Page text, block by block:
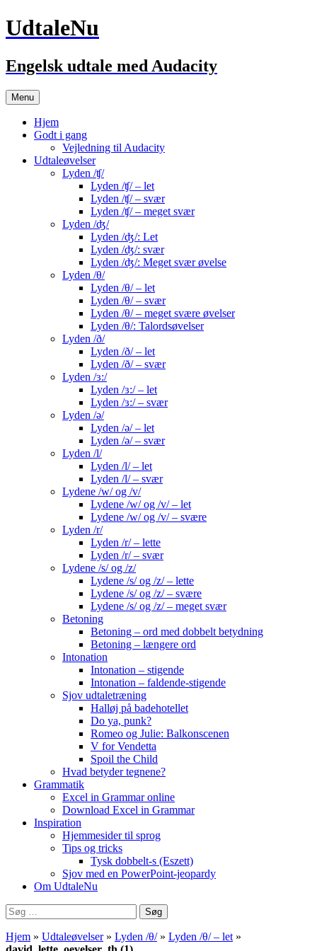
UdtaleNu
Engelsk udtale med Audacity
Menu Hop
til
indhold
Hjem
Godt i gang
Vejledning til Audacity
Udtaleøvelser
Lyden /ʧ/
Lyden /ʧ/ – let
Lyden /ʧ/ – svær
Lyden /ʧ/ – meget svær
Lyden /ʤ/
Lyden /ʤ/: Let
Lyden /ʤ/: svær
Lyden /ʤ/: Meget svær øvelse
Lyden /θ/
Lyden /θ/ – let
Lyden /θ/ – svær
Lyden /θ/ – meget svære øvelser
Lyden /θ/: Talordsøvelser
Lyden /ð/
Lyden /ð/ – let
Lyden /ð/ – svær
Lyden /ɜ:/
Lyden /ɜ:/ – let
Lyden /ɜ:/ – svær
Lyden /ə/
Lyden /ə/ – let
Lyden /ə/ – svær
Lyden /l/
Lyden /l/ – let
Lyden /l/ – svær
Lydene /w/ og /v/
Lydene /w/ og /v/ – let
Lydene /w/ og /v/ – svære
Lyden /r/
Lyden /r/ – lette
Lyden /r/ – svær
Lydene /s/ og /z/
Lydene /s/ og /z/ – lette
Lydene /s/ og /z/ – svære
Lydene /s/ og /z/ – meget svær
Betoning
Betoning – ord med dobbelt betydning
Betoning – længere ord
Intonation
Intonation – stigende
Intonation – faldende-stigende
Sjov udtaletræning
Halløj på badehotellet
Do ya, punk?
Romeo og Julie: Balkonscenen
V for Vendetta
Spoil the Child
Hvad betyder tegnene?
Grammatik
Excel in Grammar online
Download Excel in Grammar
Inspiration
Hjemmesider til sprog
Tips og tricks
Tysk dobbelt-s (Eszett)
Sjov med en PowerPoint-jeopardy
Om UdtaleNu
Søg
efter:
Hjem » Udtaleøvelser» Lyden /θ/» Lyden /θ/ – let »